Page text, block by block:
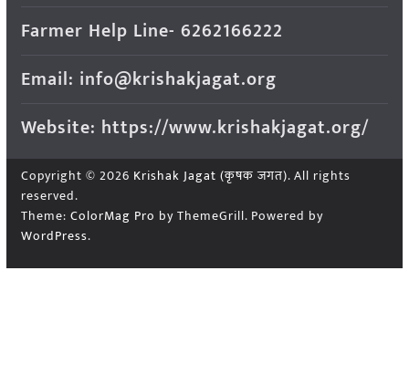
Farmer Help Line- 6262166222
Email: info@krishakjagat.org
Website: https://www.krishakjagat.org/
Copyright © 2026 Krishak Jagat (कृषक जगत). All rights
reserved.
Theme: ColorMag Pro by ThemeGrill. Powered by
WordPress.